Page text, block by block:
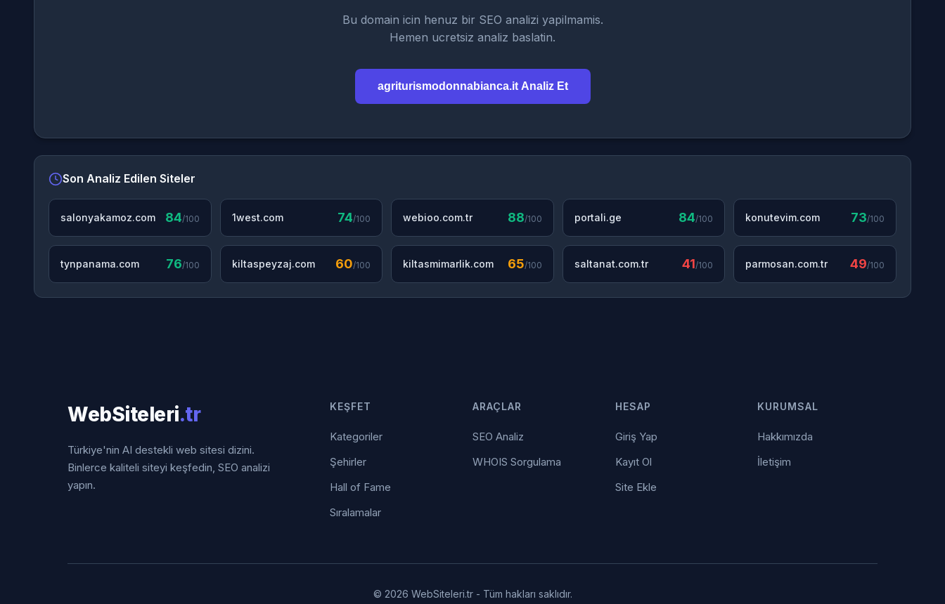
Bu domain icin henuz bir SEO analizi yapilmamis.
Hemen ucretsiz analiz baslatin.
agriturismodonnabianca.it Analiz Et
Son Analiz Edilen Siteler
salonyakamoz.com 84/100 1west.com 74/100 webioo.com.tr 88/100 portali.ge 84/100 konutevim.com 73/100
tynpanama.com 76/100 kiltaspeyzaj.com 60/100 kiltasmimarlik.com 65/100 saltanat.com.tr 41/100 parmosan.com.tr 49/100
WebSiteleri.tr
Türkiye'nin AI destekli web sitesi dizini.
Binlerce kaliteli siteyi keşfedin, SEO analizi
yapın.
KEŞFET
Kategoriler
Şehirler
Hall of Fame
Sıralamalar
ARAÇLAR
SEO Analiz
WHOIS Sorgulama
HESAP
Giriş Yap
Kayıt Ol
Site Ekle
KURUMSAL
Hakkımızda
İletişim
© 2026 WebSiteleri.tr - Tüm hakları saklıdır.